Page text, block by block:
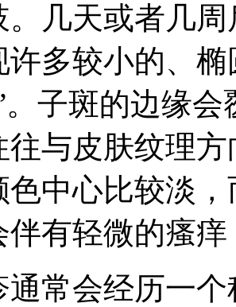
。几天或者几
许多较小的、
。子斑的边缘
往与皮肤纹理
色中心比较淡
伴有轻微的瘙
通常会经历一